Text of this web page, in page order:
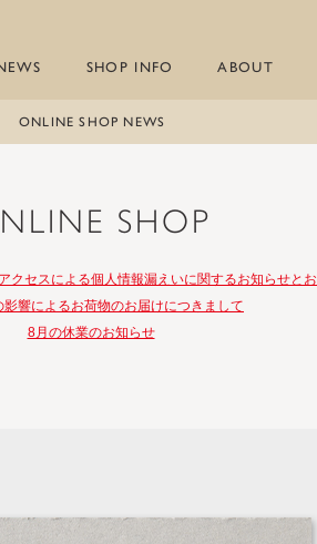
SHOP INFO ABOUT
ONLINE SHOP NEWS
SHOP
クセスによる個人情報漏えいに関するお知らせと
影響によるお荷物のお届けにつきまして
8月の休業のお知らせ